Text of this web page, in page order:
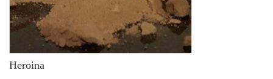
Heroina